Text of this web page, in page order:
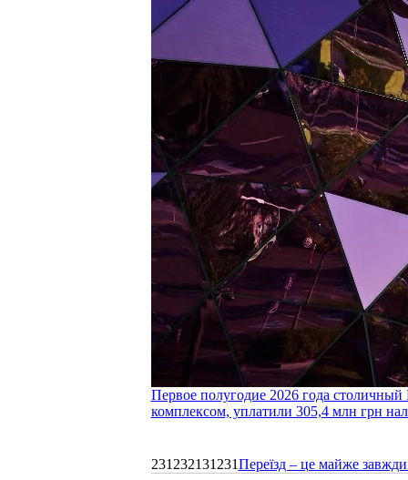
Первое полугодие 2026 года
комплексом, уплатили 305,4 млн грн
231232131231Переїзд – це майже